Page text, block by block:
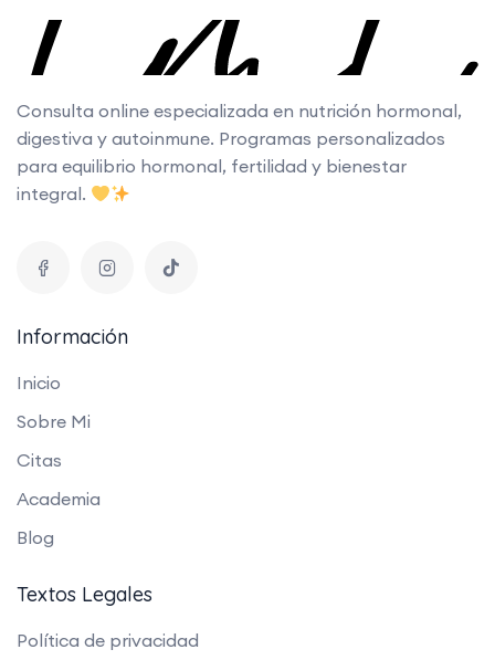
Consulta online especializada en nutrición hormonal,
digestiva y autoinmune. Programas personalizados
para equilibrio hormonal, fertilidad y bienestar
integral.
Información
Inicio
Sobre Mi
Citas
Academia
Blog
Textos Legales
Política de privacidad